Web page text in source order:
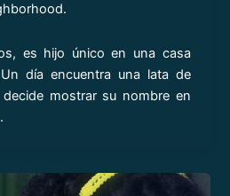
es hijo único en una casa
día encuentra una lata de
mostrar su nombre en